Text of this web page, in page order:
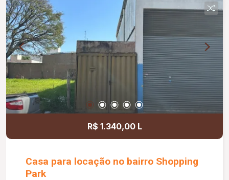
R$ 1.340,00 L
Casa para locação no bairro Shopping
Park